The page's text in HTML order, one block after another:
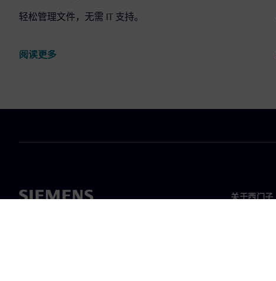
轻松管理文件，无需 IT 支持。
阅读更多
关于西门子